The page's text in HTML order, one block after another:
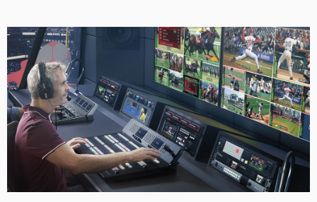
Canada
China
Denmark
Finland
France
Germany